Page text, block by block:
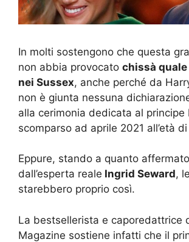
In molti sostengono che questa
non abbia provocato chissà
nei Sussex, anche perché da
non è giunta nessuna
alla cerimonia dedicata al principe
scomparso ad aprile 2021 all’età
Eppure, stando a quanto
dall’esperta reale Ingrid Seward,
starebbero proprio così.
La bestsellerista e caporedattrice
Magazine sostiene infatti che il